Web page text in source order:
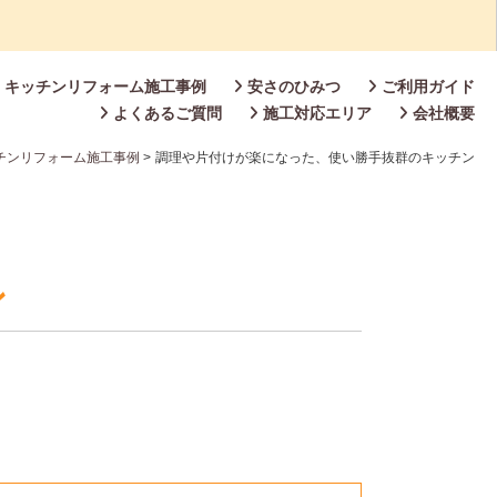
キッチンリフォーム施工事例 安さのひみつ
ご利用ガイド
よくあるご質問
施工対応エリア 会社概要
ンリフォーム施工事例 > 調理や片付けが楽になった、使い勝手抜群のキッチン